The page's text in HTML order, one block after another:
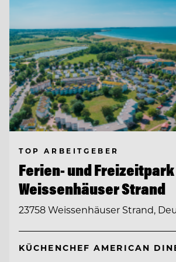
TOP ARBEITGEBER
Ferien- und Freizeitpark
Weissenhäuser Strand
23758 Weissenhäuser Strand,
KÜCHENCHEF AMERICAN